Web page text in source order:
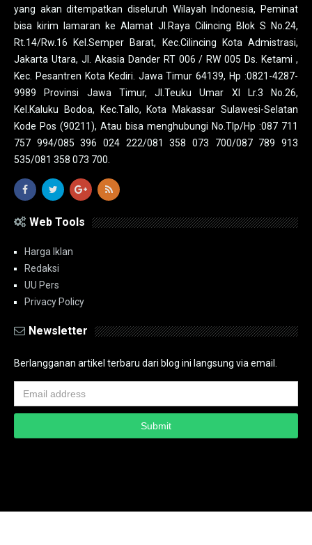
yang akan ditempatkan diseluruh Wilayah Indonesia, Peminat
bisa kirim lamaran ke Alamat Jl.Raya Cilincing Blok S No.24,
Rt.14/Rw.16 Kel.Semper Barat, Kec.Cilincing Kota Admistrasi,
Jakarta Utara, Jl. Akasia Dander RT 006 / RW 005 Ds. Ketami ,
Kec. Pesantren Kota Kediri. Jawa Timur 64139, Hp :0821-4287-
9989 Provinsi Jawa Timur, Jl.Teuku Umar XI Lr.3 No.26,
Kel.Kaluku Bodoa, Kec.Tallo, Kota Makassar Sulawesi-Selatan
Kode Pos (90211), Atau bisa menghubungi No.Tlp/Hp :087 711
757 994/085 396 024 222/081 358 073 700/087 789 913
535/081 358 073 700.
Web Tools
Harga Iklan
Redaksi
UU Pers
Privacy Policy
Newsletter
Berlangganan artikel terbaru dari blog ini langsung via email.